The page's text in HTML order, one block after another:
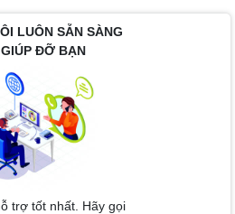
LUÔN SẴN SÀNG
ĐỠ BẠN
trợ tốt nhất. Hãy gọi